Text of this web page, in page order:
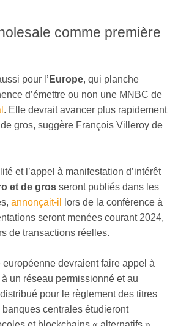
comme première
pour l’ Europe, qui planche
d’émettre ou non une MNBC de
. Elle devrait avancer plus rapidement
gros, suggère François Villeroy de
et l’appel à manifestation d’intérêt
et de gros seront publiés dans les
annonçait-il
lors de la conférence à
seront menées courant 2024,
de transactions réelles.
européenne devraient faire appel à
un réseau permissionné et au
pour le règlement des titres
banques centrales étudieront